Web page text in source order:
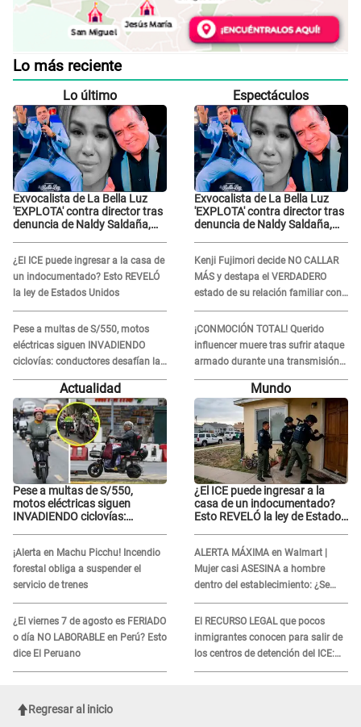
Lo más reciente
Lo último
Exvocalista de La Bella Luz
'EXPLOTA' contra director tras
denuncia de Naldy Saldaña,
dos cabezas más"
¿El ICE puede ingresar a la casa de
un indocumentado? Esto REVELÓ
la ley de Estados Unidos
Pese a multas de S/550, motos
eléctricas siguen INVADIENDO
ciclovías: conductores desafían las
nuevas reglas
Espectáculos
Exvocalista de La Bella Luz
'EXPLOTA' contra director tras
denuncia de Naldy Saldaña,
dos cabezas más"
Kenji Fujimori decide NO CALLAR
MÁS y destapa el VERDADERO
estado de su relación familiar con
Keiko Fujimori: "Mi familia es Érika,
mi suegra..."
¡CONMOCIÓN TOTAL! Querido
influencer muere tras sufrir ataque
armado durante una transmisión
en vivo
Actualidad
Pese a multas de S/550,
motos eléctricas siguen
INVADIENDO ciclovías:
¡Alerta en Machu Picchu! Incendio
forestal obliga a suspender el
servicio de trenes
¿El viernes 7 de agosto es FERIADO
o día NO LABORABLE en Perú? Esto
dice El Peruano
Mundo
¿El ICE puede ingresar a la
casa de un indocumentado?
Esto REVELÓ la ley de Estados
ALERTA MÁXIMA en Walmart |
Mujer casi ASESINA a hombre
dentro del establecimiento: ¿Se
logró atrapar al sospechoso?
El RECURSO LEGAL que pocos
inmigrantes conocen para salir de
los centros de detención del ICE:
Trump quiere ELIMINARLO
Regresar al inicio